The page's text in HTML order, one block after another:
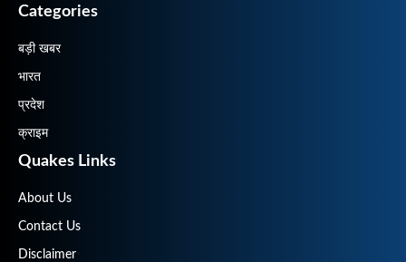
Categories
बड़ी खबर
भारत
प्रदेश
क्राइम
Quakes Links
About Us
Contact Us
Disclaimer